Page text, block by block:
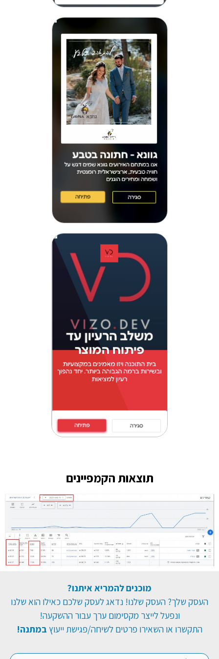
תוצאות הקמפיינים
מוכנים להמריא איתנו?
העסק שלך? העסק שלנו! נדאג לעסק שלכם כאילו הוא שלנו
ונפעל לייצר מקסימום ערך עבור ההשקעה!
התקשרו או השאירו פרטים לשיחה/פגישת ייעוץ במתנה!